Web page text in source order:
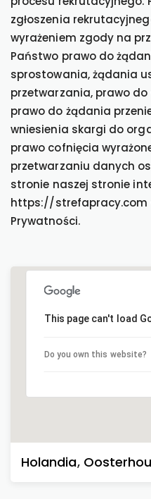
zgłoszenia
wyrażeniem zgody na
Państwo prawo do
sprostowania, żądania
przetwarzania, prawo do
prawo do żądania
wniesienia skargi do
prawo cofnięcia
przetwarzaniu danych
stronie naszej stronie
https://strefapracy.com
Prywatności.
This page can't load
Do you own this website?
Holandia,